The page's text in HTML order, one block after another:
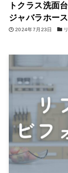
トクラス洗面
ジャバラホー
2024年7月23日